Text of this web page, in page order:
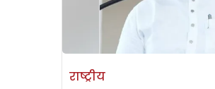
राष्ट्रीय